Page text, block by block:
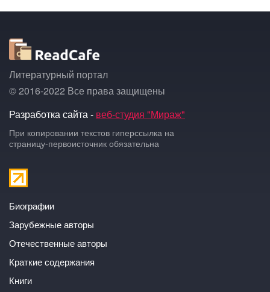
Литературный портал
© 2016-2022 Все права защищены
Разработка сайта - веб-студия "Мираж"
При копировании текстов гиперссылка на
страницу-первоисточник обязательна
Биографии
Зарубежные авторы
Отечественные авторы
Краткие содержания
Книги